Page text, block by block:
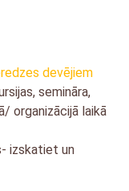
devējiem
semināra,
organizācijā laikā
izskatiet un